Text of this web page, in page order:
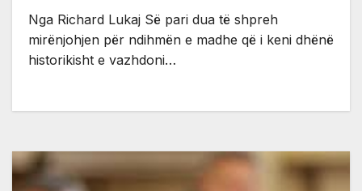
Nga Richard Lukaj Së pari dua të shpreh
mirënjohjen për ndihmën e madhe që i keni dhënë
historikisht e vazhdoni…